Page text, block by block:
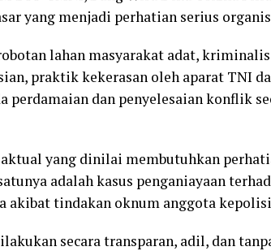
yang menjadi perhatian serius
lahan masyarakat adat,
praktik kekerasan oleh aparat TNI
perdamaian dan penyelesaian konflik
yang dinilai membutuhkan
adalah kasus penganiayaan
akibat tindakan oknum anggota
secara transparan, adil, dan